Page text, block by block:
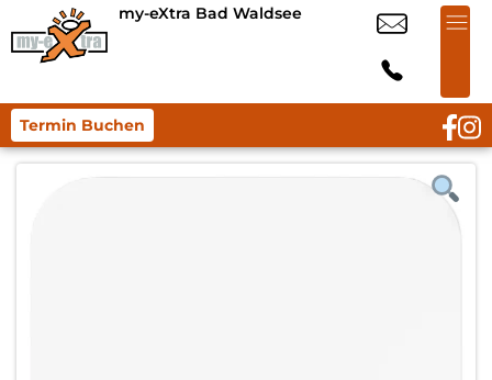
my-eXtra Bad Waldsee
Termin Buchen